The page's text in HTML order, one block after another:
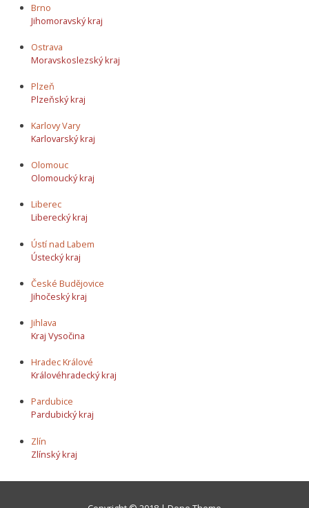
Brno
Jihomoravský kraj
Ostrava
Moravskoslezský kraj
Plzeň
Plzeňský kraj
Karlovy Vary
Karlovarský kraj
Olomouc
Olomoucký kraj
Liberec
Liberecký kraj
Ústí nad Labem
Ústecký kraj
České Budějovice
Jihočeský kraj
Jihlava
Kraj Vysočina
Hradec Králové
Královéhradecký kraj
Pardubice
Pardubický kraj
Zlín
Zlínský kraj